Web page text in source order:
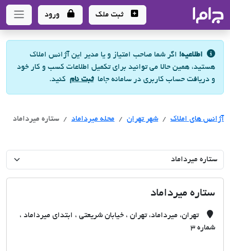
- سامانه جامع املاک و مشاورین املاک
ثبت ملک ورود
اطلاعیه! اگر شما صاحب امتیاز و یا مدیر این آژانس املاک
هستید، همین حالا می توانید برای تکمیل اطلاعات کسب و کار خود
و دریافت حساب کاربری در سامانه جاماثبت نام کنید.
آژانس های املاک آژانس های املاک
شهر تهران آژانس های املاک
محله میرداماد ستاره میرداماد
ستاره میرداماد
تهران، میرداماد، تهران ، خیابان شریعتی ، ابتدای میرداماد ،
شماره 3